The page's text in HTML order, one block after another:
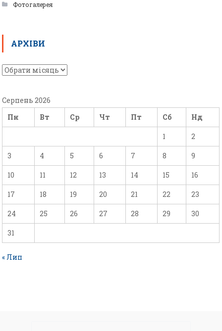
Фотогалерея
АРХІВИ
Серпень 2026
Пн
Вт Ср Чт Пт Сб Нд
1 2
3 4 5 6 7 8 9
10 11 12 13 14 15 16
17 18 19 20 21 22 23
24 25 26 27 28 29 30
31
« Лип